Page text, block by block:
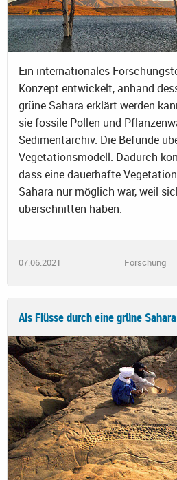
Ein internationales
Konzept entwickelt, anhand
grüne Sahara erklärt werden
sie fossile Pollen und
Sedimentarchiv. Die Befunde
Vegetationsmodell. Dadurch
dass eine dauerhafte
Sahara nur möglich war, weil
überschnitten haben.
07.06.2021 Forschung
Als Flüsse durch eine grüne